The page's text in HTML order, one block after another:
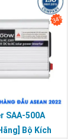
34%
SAA-500A
Bộ Kích